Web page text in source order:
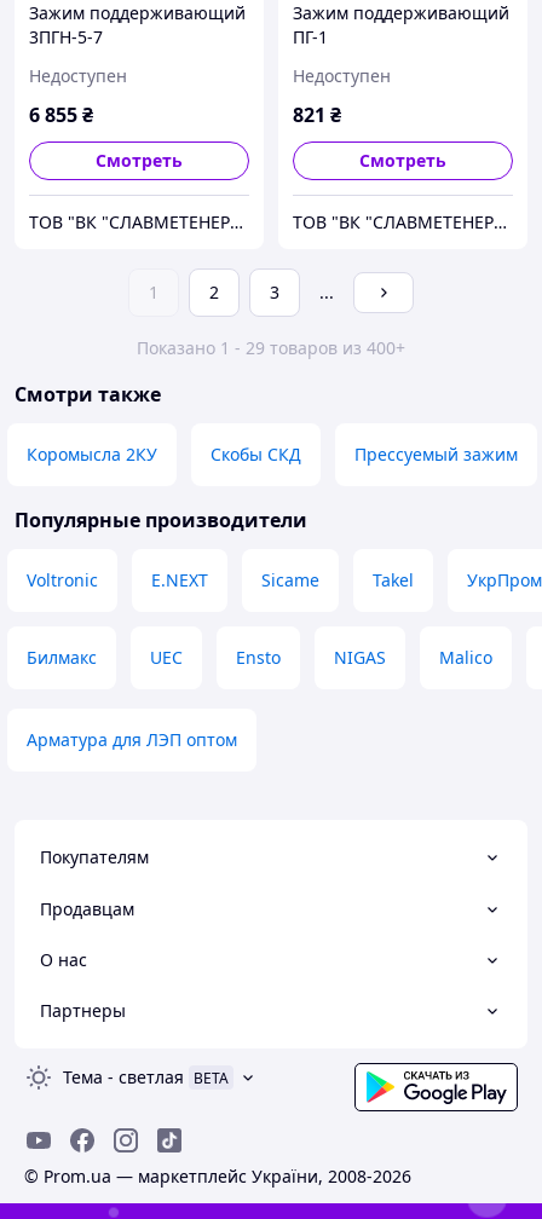
Зажим поддерживающий
3ПГН-5-7
Недоступен
6 855₴
Смотреть
ТОВ "ВК "СЛАВМЕТЕНЕРГО"
Зажим поддерживающий
ПГ-1
Недоступен
821 ₴
Смотреть
ТОВ "ВК "СЛАВМЕТЕНЕРГО"
1 2 3 ...
Показано 1 - 29 товаров из 400+
Смотри также
Коромысла 2КУ Скобы СКД Прессуемый зажим
Популярные производители
Voltronic E.NEXT Sicame Takel УкрПром
Билмакс UEC Ensto NIGAS Malico
Арматура для ЛЭП оптом
Покупателям
Продавцам
О нас
Партнеры
Тема - светлая BETA
© Prom.ua — маркетплейс України, 2008-2026